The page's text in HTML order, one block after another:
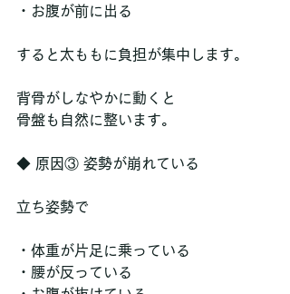
・お腹が前に出る
すると太ももに負担が集中します。
背骨がしなやかに動くと
骨盤も自然に整います。
◆ 原因③ 姿勢が崩れている
立ち姿勢で
・体重が片足に乗っている
・腰が反っている